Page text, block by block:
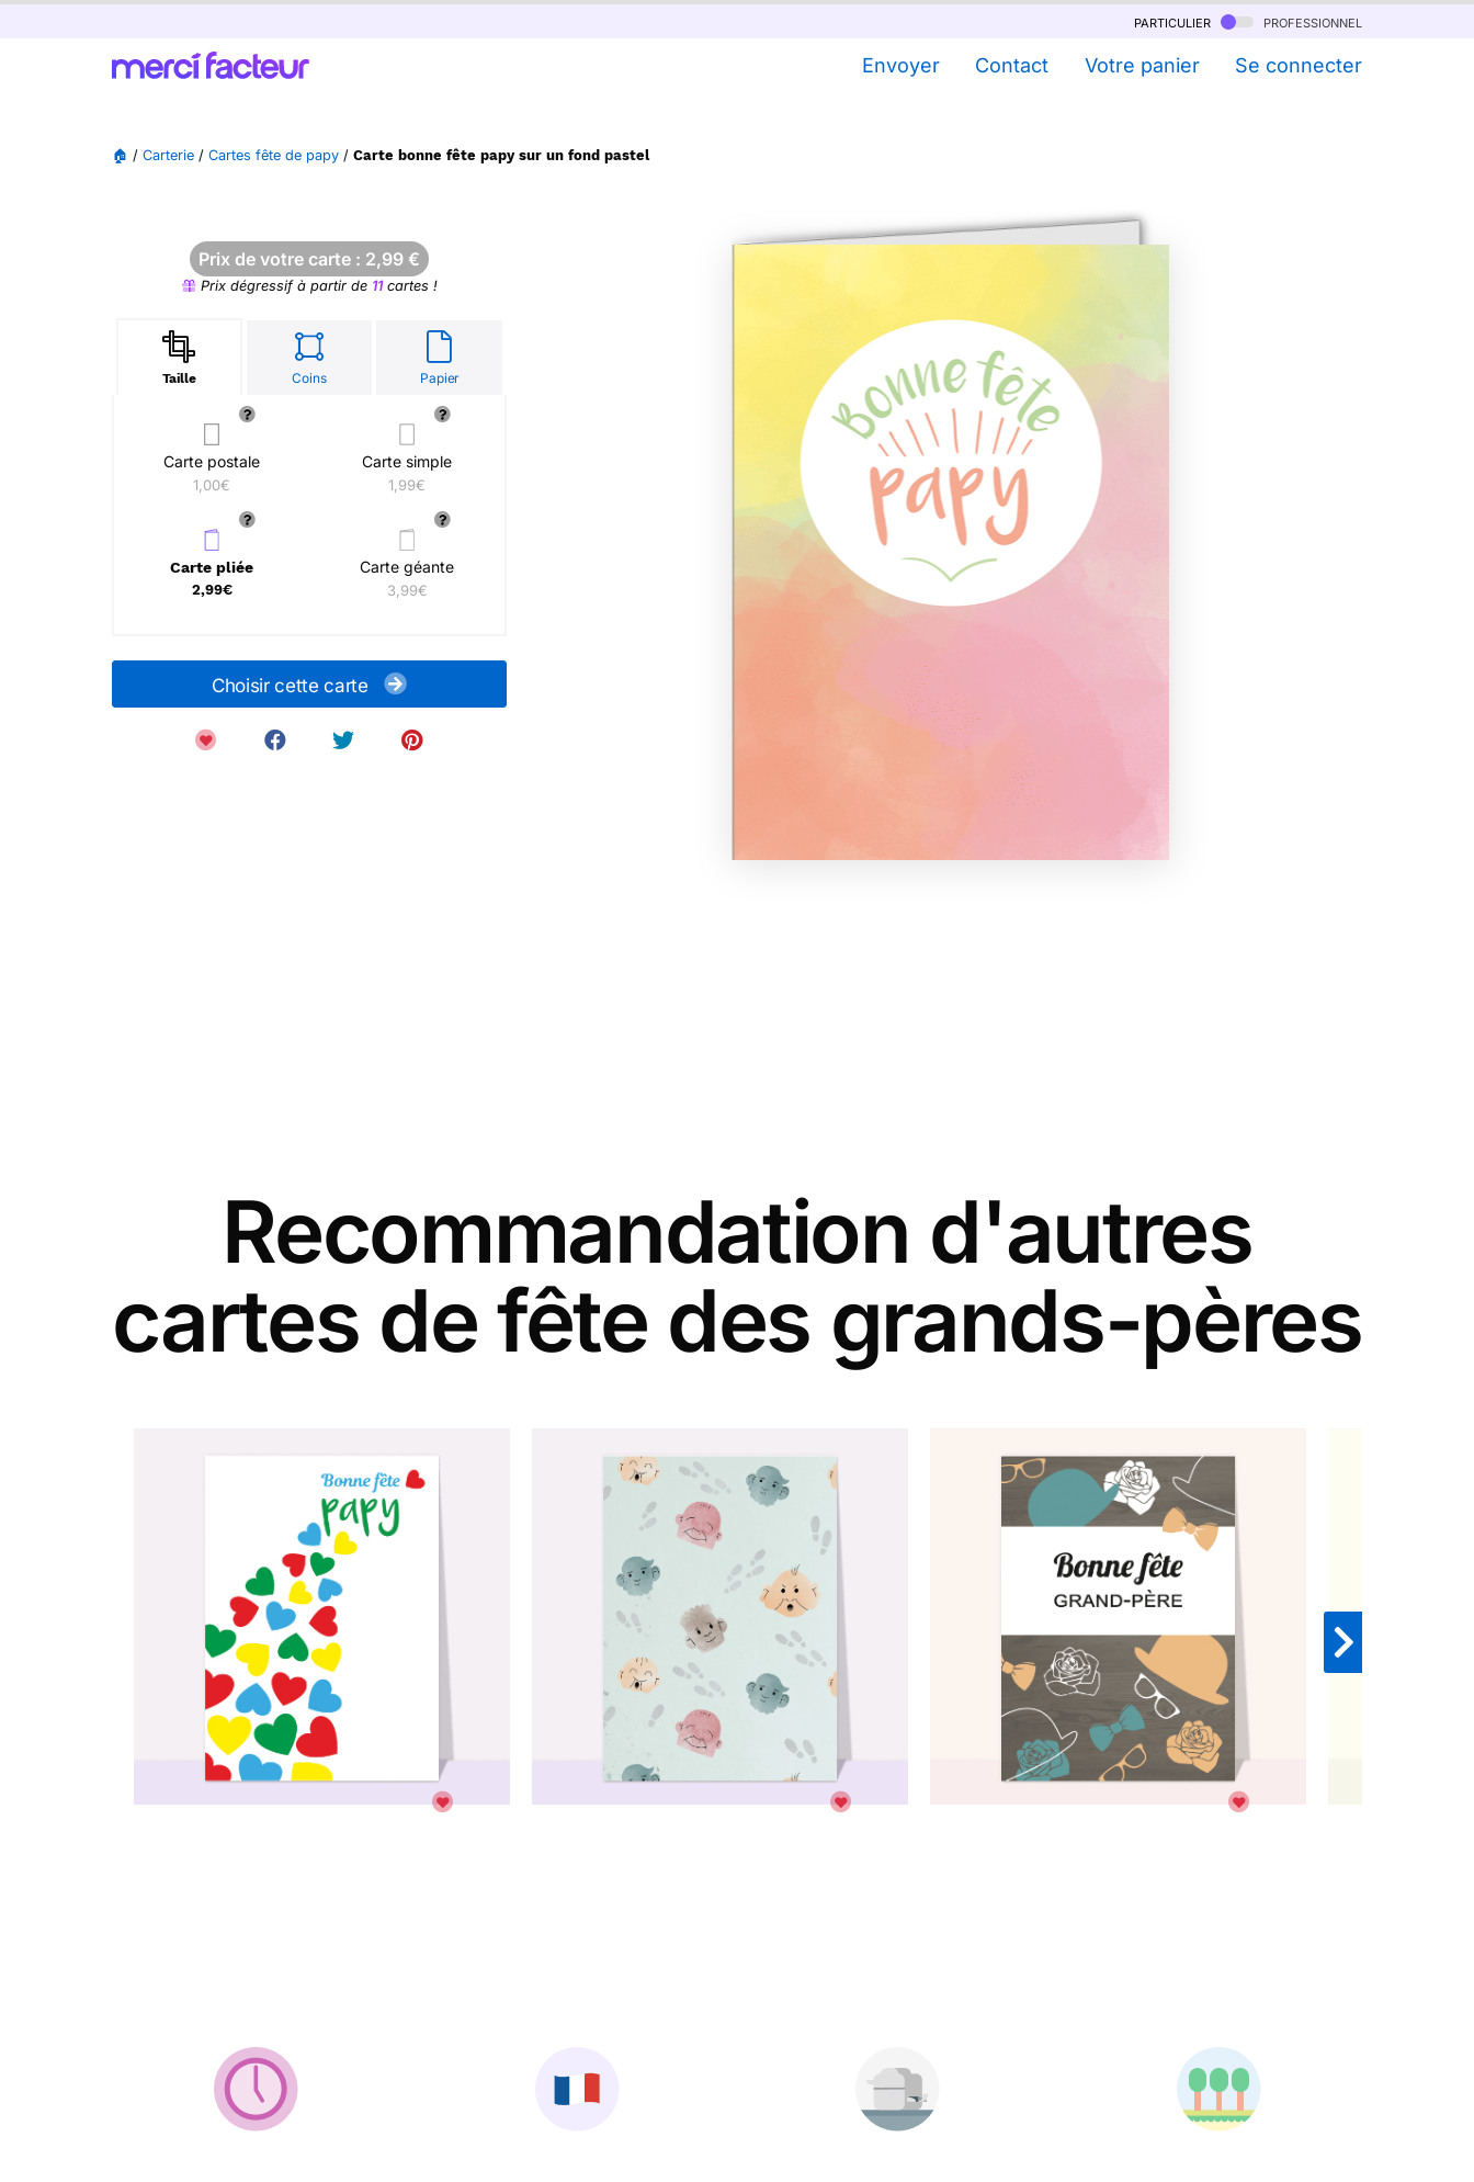
particulier professionnel
Envoyer Contact Votre panier Se connecter
🏠 / Carterie / Cartes fête de papy / Carte bonne fête papy sur un fond pastel
Prix de votre carte : 2,99 €
Prix dégressif à partir de 11cartes !
Taille Coins Papier
Carte postale
1,00€
Carte simple
1,99€
Carte pliée
2,99€
Carte géante
3,99€
Choisir cette carte
Recommandation d'autres
cartes de fête des grands-pères